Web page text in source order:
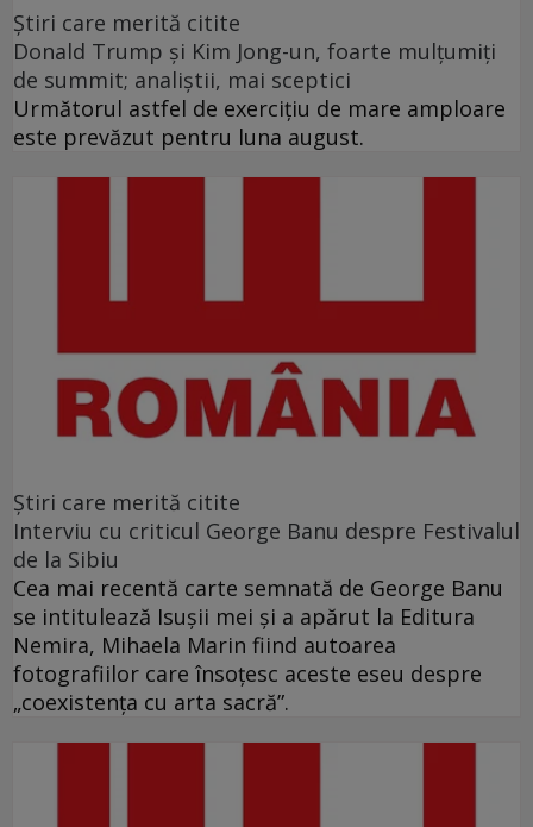
Ştiri care merită citite
Donald Trump şi Kim Jong-un, foarte mulţumiţi
de summit; analiştii, mai sceptici
Următorul astfel de exerciţiu de mare amploare
este prevăzut pentru luna august.
Ştiri care merită citite
Interviu cu criticul George Banu despre Festivalul
de la Sibiu
Cea mai recentă carte semnată de George Banu
se intitulează Isuşii mei şi a apărut la Editura
Nemira, Mihaela Marin fiind autoarea
fotografiilor care însoţesc aceste eseu despre
„coexistenţa cu arta sacră”.